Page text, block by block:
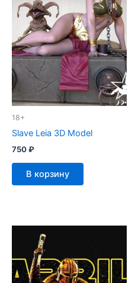
18+
Slave Leia 3D Model
750₽
В корзину